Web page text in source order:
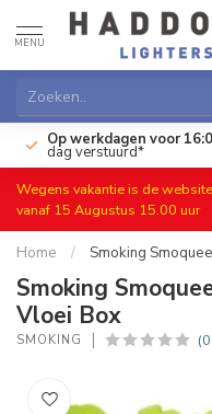
MENU
Op werkdagen voor
dag verstuurd*
Wegens vakantie is de
vanaf 15 Augustus 15.00 uur
Home / Smoking
Smoking
Vloei Box
SMOKING